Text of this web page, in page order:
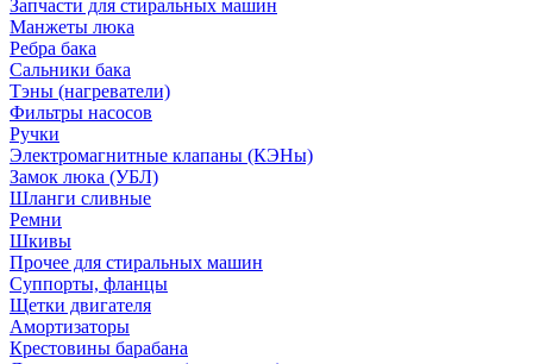
Запчасти для стиральных машин
Манжеты люка
Ребра бака
Сальники бака
Тэны (нагреватели)
Фильтры насосов
Ручки
Электромагнитные клапаны (КЭНы)
Замок люка (УБЛ)
Шланги сливные
Ремни
Шкивы
Прочее для стиральных машин
Суппорты, фланцы
Щетки двигателя
Амортизаторы
Крестовины барабана